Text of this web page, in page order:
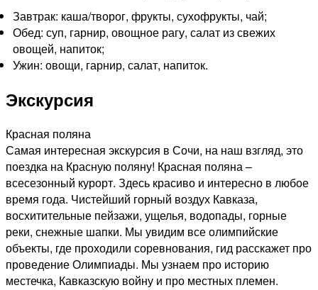
Завтрак: каша/творог, фрукты, сухофрукты, чай;
Обед: суп, гарнир, овощное рагу, салат из свежих
овощей, напиток;
Ужин: овощи, гарнир, салат, напиток.
Экскурсия
Красная поляна
Самая интересная экскурсия в Сочи, на наш взгляд, это
поездка на Красную поляну! Красная поляна –
всесезонный курорт. Здесь красиво и интересно в любое
время года. Чистейший горный воздух Кавказа,
восхитительные пейзажи, ущелья, водопады, горные
реки, снежные шапки. Мы увидим все олимпийские
объекты, где проходили соревнования, гид расскажет про
проведение Олимпиады. Мы узнаем про историю
местечка, Кавказскую войну и про местных племен.